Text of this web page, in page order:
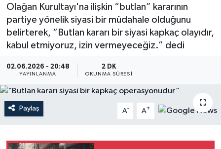
Olağan Kurultayı'na ilişkin “butlan” kararının
partiye yönelik siyasi bir müdahale olduğunu
belirterek, “Butlan kararı bir siyasi kapkaç olayıdır,
kabul etmiyoruz, izin vermeyeceğiz.” dedi
02.06.2026 - 20:48
YAYINLANMA
2 DK
OKUNMA SÜRESI
Paylaş A- A+